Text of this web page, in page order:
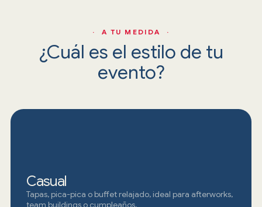
· A TU MEDIDA ·
¿Cuál es el estilo de tu
evento?
Casual
Tapas, pica-pica o buffet relajado, ideal para afterworks,
team buildings o cumpleaños.